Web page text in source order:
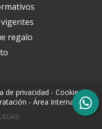
regalo
de privacidad - Cookies-
- Área Interna